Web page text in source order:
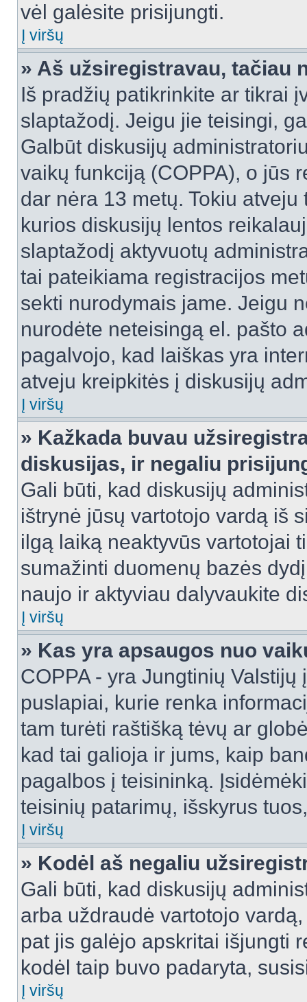
vėl galėsite prisijungti.
Į viršų
» Aš užsiregistravau, tačiau
Iš pradžių patikrinkite ar tikrai
slaptažodį. Jeigu jie teisingi,
Galbūt diskusijų
vaikų funkciją (COPPA), o jūs
dar nėra 13 metų. Tokiu
kurios diskusijų lentos
slaptažodį aktyvuotų
tai pateikiama registracijos
sekti nurodymais jame. Jeigu
nurodėte neteisingą el. pašto
pagalvojo, kad laiškas yra
atveju kreipkitės į diskusijų
Į viršų
» Kažkada buvau
diskusijas, ir negaliu
Gali būti, kad diskusijų
ištrynė jūsų vartotojo vardą iš
ilgą laiką neaktyvūs vartotojai
sumažinti duomenų bazės
naujo ir aktyviau dalyvaukite
Į viršų
» Kas yra apsaugos nuo
COPPA - yra Jungtinių
puslapiai, kurie renka
tam turėti raštišką tėvų ar
kad tai galioja ir jums, kaip
pagalbos į teisininką.
teisinių patarimų, išskyrus
Į viršų
» Kodėl aš negaliu
Gali būti, kad diskusijų
arba uždraudė vartotojo
pat jis galėjo apskritai išjungti
kodėl taip buvo padaryta,
Į viršų